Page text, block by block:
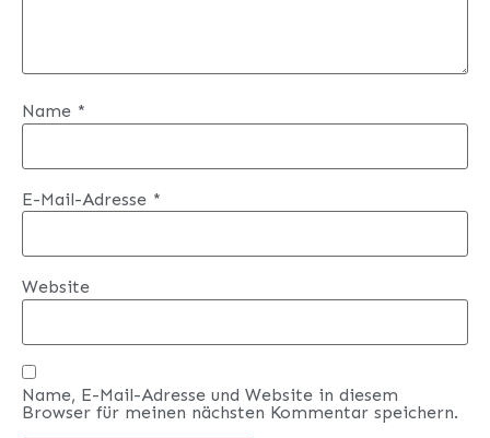
Name *
E-Mail-Adresse *
Website
Name, E-Mail-Adresse und Website in diesem
Browser für meinen nächsten Kommentar speichern.